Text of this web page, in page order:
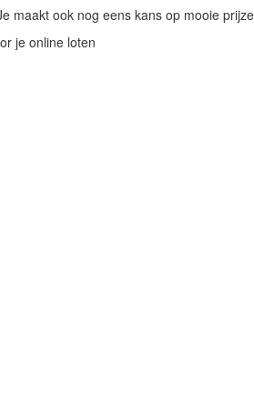
maakt ook nog eens kans op mooie
je online loten